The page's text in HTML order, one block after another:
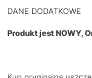
DANE DODATKOWE
Produkt jest NOWY,